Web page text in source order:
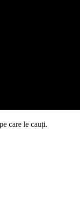
care le cauți.